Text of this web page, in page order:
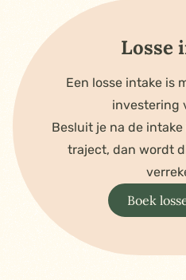
Losse
Een losse intake is
investering
Besluit je na de
traject, dan wordt
Boek